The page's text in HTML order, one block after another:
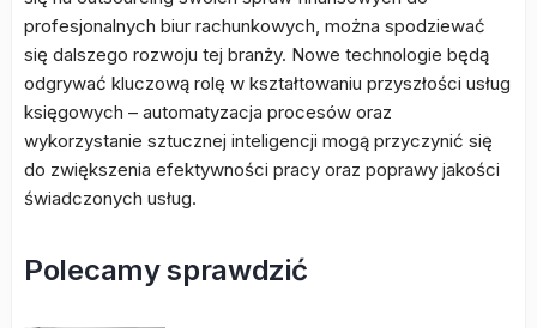
profesjonalnych biur rachunkowych, można spodziewać
się dalszego rozwoju tej branży. Nowe technologie będą
odgrywać kluczową rolę w kształtowaniu przyszłości usług
księgowych – automatyzacja procesów oraz
wykorzystanie sztucznej inteligencji mogą przyczynić się
do zwiększenia efektywności pracy oraz poprawy jakości
świadczonych usług.
Polecamy sprawdzić